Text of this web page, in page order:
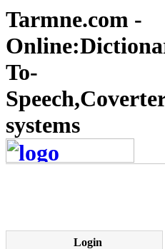
Tarmne.com -
To-
systems
Login